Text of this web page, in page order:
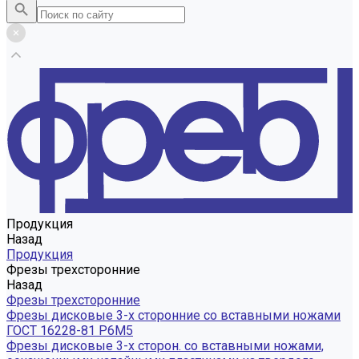
Продукция
Назад
Продукция
Фрезы трехсторонние
Назад
Фрезы трехсторонние
Фрезы дисковые 3-х сторонние со вставными ножами
ГОСТ 16228-81 Р6М5
Фрезы дисковые 3-х сторон. со вставными ножами,